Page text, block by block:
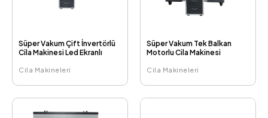
Süper Vakum Çift İnvertörlü
Cila Makinesi Led Ekranlı
Cila Makineleri
Süper Vakum Tek Balkan
Motorlu Cila Makinesi
Cila Makineleri